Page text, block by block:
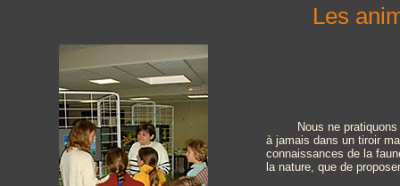
Les
Nous ne
à jamais dans un tiroir
connaissances de la
la nature, que de